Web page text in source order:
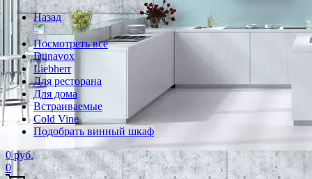
Назад
Посмотреть все
Dunavox
Liebherr
Для ресторана
Для дома
Встраиваемые
Cold Vine
Подобрать винный шкаф
0 руб.
0